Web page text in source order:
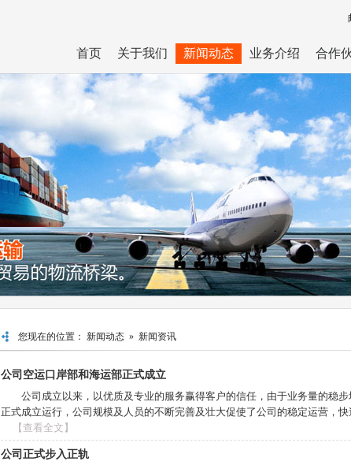
首页 关于我们 新闻动态 业务介绍 合作
您现在的位置： 新闻动态 » 新闻资讯
公司空运口岸部和海运部正式成立
公司成立以来，以优质及专业的服务赢得客户的信任，由于业务量的稳
正式成立运行，公司规模及人员的不断完善及壮大促使了公司的稳定运营，
【查看全文】
公司正式步入正轨